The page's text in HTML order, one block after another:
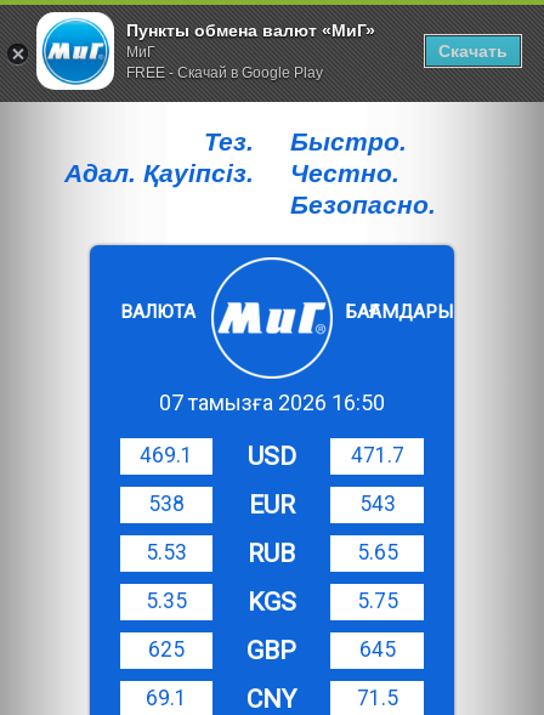
Тез.
Адал. Қауiпсiз.
Быстро.
Честно.
Безопасно.
ВАЛЮТА БАҒАМДАРЫ
07 тамызға 2026 16:50
469.1 USD
471.7
538
EUR
543
5.53
RUB
5.65
5.35
KGS
5.75
625
GBP
645
69.1
CNY
71.5
Пункты обмена валют «МиГ»
МиГ
FREE - Скачай в Google Play
Скачать